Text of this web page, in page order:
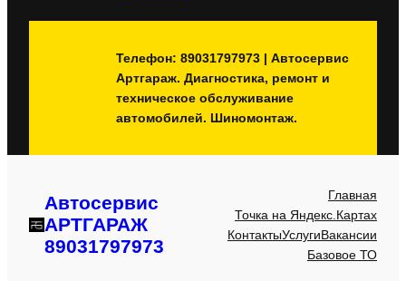
Телефон: 89031797973 | Автосервис
Артгараж. Диагностика, ремонт и
техническое обслуживание
автомобилей. Шиномонтаж.
Автосервис
АРТГАРАЖ
89031797973
Главная
Точка на Яндекс.Картах
КонтактыУслугиВакансии
Базовое ТО